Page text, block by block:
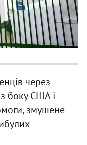
через
боку США і
змушене